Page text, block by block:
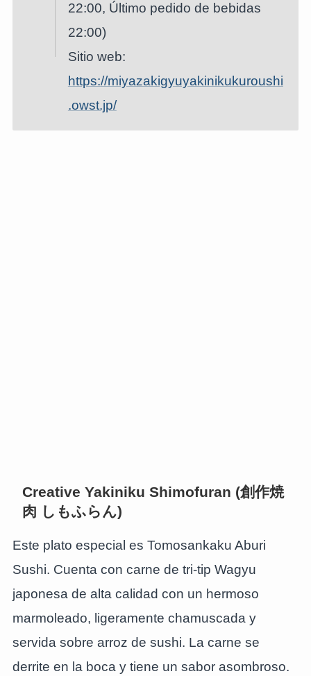
22:00, Último pedido de bebidas
22:00)
Sitio web:
https://miyazakigyuyakinikukuroushi
.owst.jp/
Creative Yakiniku Shimofuran (創作焼
肉 しもふらん)
Este plato especial es Tomosankaku Aburi
Sushi. Cuenta con carne de tri-tip Wagyu
japonesa de alta calidad con un hermoso
marmoleado, ligeramente chamuscada y
servida sobre arroz de sushi. La carne se
derrite en la boca y tiene un sabor asombroso.